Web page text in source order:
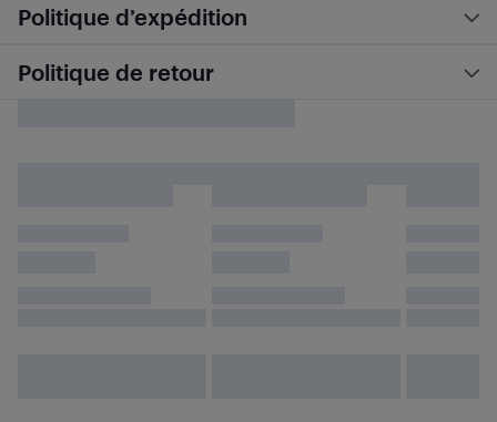
Politique d’expédition
Politique de retour